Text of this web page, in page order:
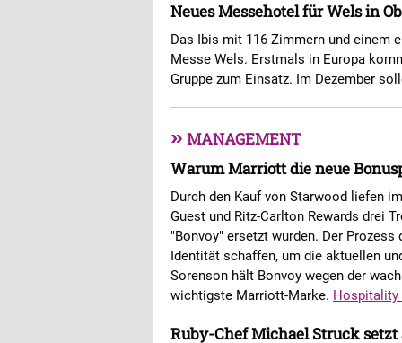
Neues Messehotel für Wels in
Das Ibis mit 116 Zimmern und einem
Messe Wels. Erstmals in Europa
Gruppe zum Einsatz. Im Dezember
» MANAGEMENT
Warum Marriott die neue
Durch den Kauf von Starwood liefen
Guest und Ritz-Carlton Rewards drei
"Bonvoy" ersetzt wurden. Der
Identität schaffen, um die aktuellen
Sorenson hält Bonvoy wegen der
wichtigste Marriott-Marke. Hospitality
Ruby-Chef Michael Struck